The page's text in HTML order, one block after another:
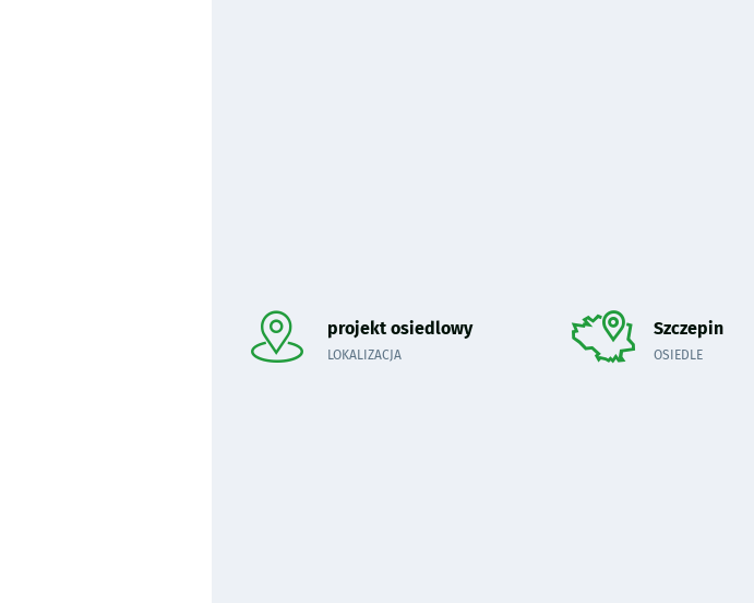
Pominięto mapę i przeniesiono do sekcji poniżej.
projekt osiedlowy
LOKALIZACJA
Szczepin
OSIEDLE